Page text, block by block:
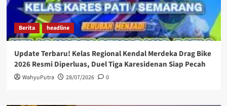
Berita headline
Update Terbaru! Kelas Regional Kendal Merdeka Drag Bike
2026 Resmi Diperluas, Duel Tiga Karesidenan Siap Pecah
WahyuPutra 28/07/2026 0